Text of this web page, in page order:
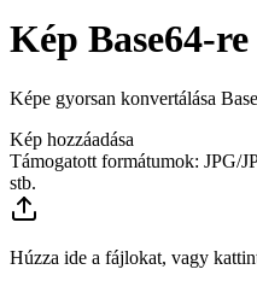
Gyors eszközkeresés
Kép Base64-
Képe gyorsan konvertálása
Kép hozzáadása
Támogatott formátumok:
stb.
Húzza ide a fájlokat, vagy